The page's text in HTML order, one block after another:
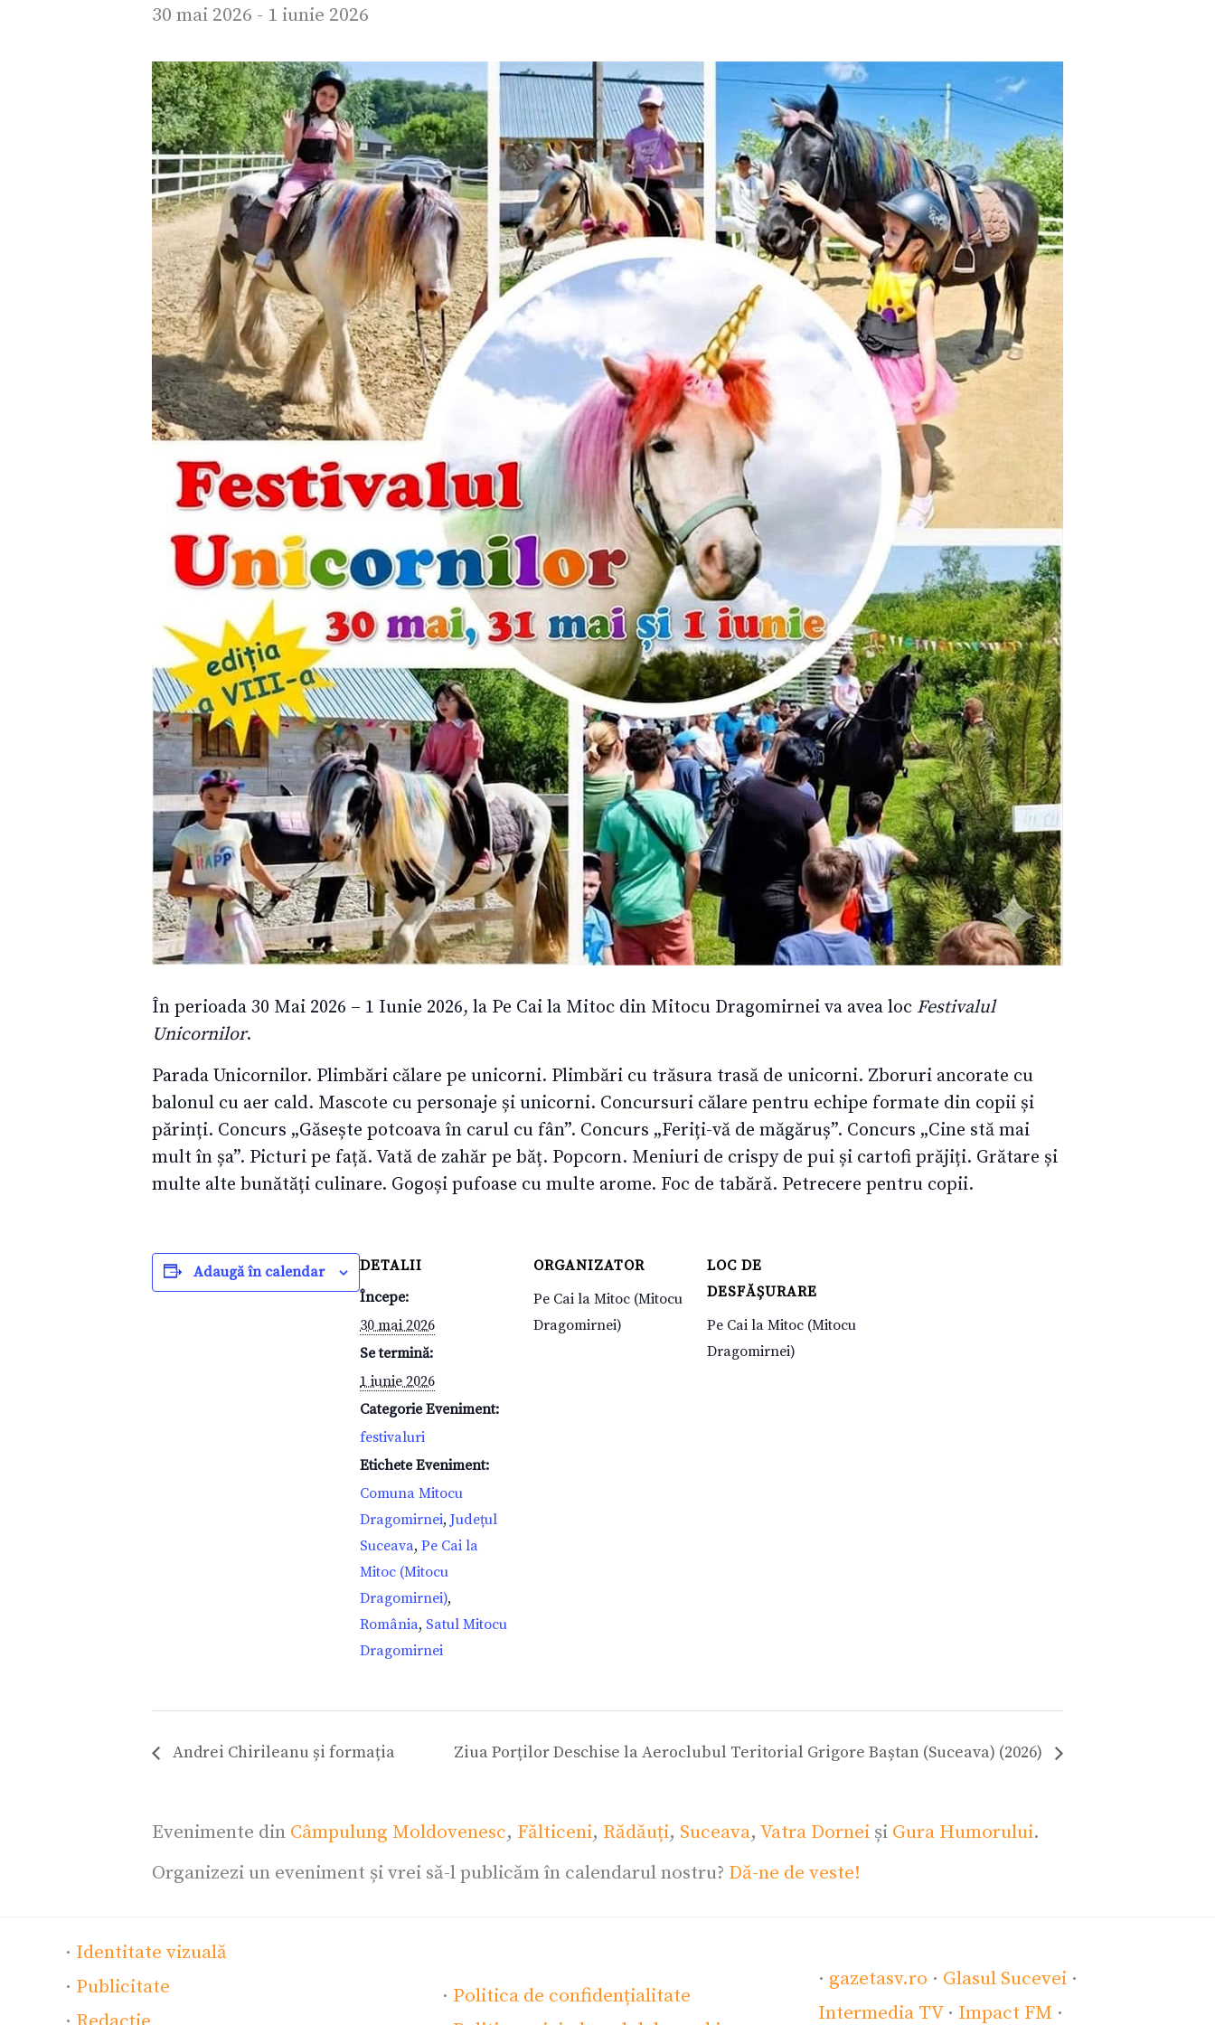
30 mai 2026 - 1 iunie 2026
În perioada 30 Mai 2026 – 1 Iunie 2026, la Pe Cai la Mitoc din Mitocu Dragomirnei va avea loc Festivalul
Unicornilor.
Parada Unicornilor. Plimbări călare pe unicorni. Plimbări cu trăsura trasă de unicorni. Zboruri ancorate cu
balonul cu aer cald. Mascote cu personaje și unicorni. Concursuri călare pentru echipe formate din copii și
părinți. Concurs „Găsește potcoava în carul cu fân”. Concurs „Feriți-vă de măgăruș”. Concurs „Cine stă mai
mult în șa”. Picturi pe față. Vată de zahăr pe băț. Popcorn. Meniuri de crispy de pui și cartofi prăjiți. Grătare și
multe alte bunătăți culinare. Gogoși pufoase cu multe arome. Foc de tabără. Petrecere pentru copii.
Adaugă în calendar
DETALII
Începe:
30 mai 2026
Se termină:
1 iunie 2026
Categorie Eveniment:
festivaluri
Etichete Eveniment:
Comuna Mitocu
Dragomirnei, Județul
Suceava, Pe Cai la
Mitoc (Mitocu
Dragomirnei),
România, Satul Mitocu
Dragomirnei
ORGANIZATOR
Pe Cai la Mitoc (Mitocu
Dragomirnei)
LOC DE
DESFĂȘURARE
Pe Cai la Mitoc (Mitocu
Dragomirnei)
Andrei Chirileanu și formația Ziua Porților Deschise la Aeroclubul Teritorial Grigore Baștan (Suceava) (2026)
Evenimente din Câmpulung Moldovenesc, Fălticeni, Rădăuți, Suceava, Vatra Dornei și Gura Humorului.
Organizezi un eveniment și vrei să-l publicăm în calendarul nostru? Dă-ne de veste!
· Identitate vizuală
· Publicitate
· Politica de confidențialitate
· gazetasv.ro · Glasul Sucevei ·
Intermedia TV· Impact FM ·